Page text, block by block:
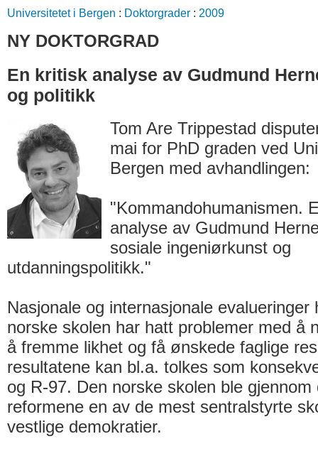
Universitetet i Bergen : Doktorgrader : 2009
NY DOKTORGRAD
En kritisk analyse av Gudmund
og politikk
Tom Are Trippestad
mai for PhD graden ved
Bergen med avhandlingen:
"Kommandohumanismen.
analyse av Gudmund
sosiale ingeniørkunst og
utdanningspolitikk."
Nasjonale og internasjonale evalueringer
norske skolen har hatt problemer med å
å fremme likhet og få ønskede faglige
resultatene kan bl.a. tolkes som
og R-97. Den norske skolen ble gjennom
reformene en av de mest sentralstyrte
vestlige demokratier.